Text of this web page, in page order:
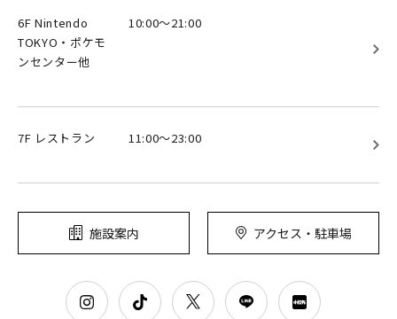
6F Nintendo
TOKYO・ポケモ
ンセンター他
10:00～21:00
7F レストラン 11:00～23:00
施設案内 アクセス・駐車場